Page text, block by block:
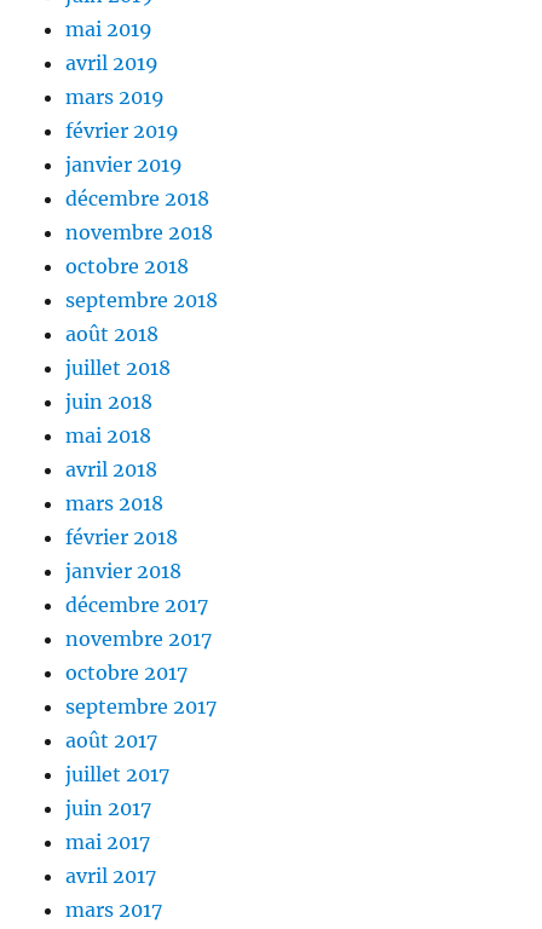
mai 2019
avril 2019
mars 2019
février 2019
janvier 2019
décembre 2018
novembre 2018
octobre 2018
septembre 2018
août 2018
juillet 2018
juin 2018
mai 2018
avril 2018
mars 2018
février 2018
janvier 2018
décembre 2017
novembre 2017
octobre 2017
septembre 2017
août 2017
juillet 2017
juin 2017
mai 2017
avril 2017
mars 2017